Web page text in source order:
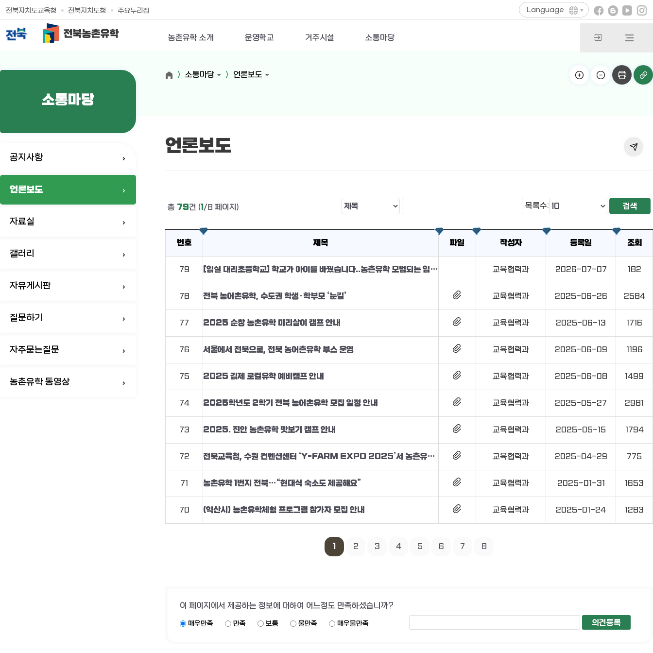
전북자치도교육청 전북자치도청 주요누리집 Language
농촌유학 소개 운영학교 거주시설 소통마당
소통마당
공지사항
언론보도
자료실
갤러리
자유게시판
질문하기
자주묻는질문
농촌유학 동영상
소통마당 언론보도
언론보도
총 79건 (1 /8 페이지) 목록수:
번호 제목 파일 작성자 등록일 조회
79 [임실 대리초등학교] 학교가 아이를 바꿨습니다..농촌유학 모범되는 임실 대리초등학교 교육협력과 2026-07-07 182
78 전북 농어촌유학, 수도권 학생·학부모 ‘눈길’ 교육협력과 2025-06-26 2584
77 2025 순창 농촌유학 미리살이 캠프 안내 교육협력과 2025-06-13 1716
76 서울에서 전북으로, 전북 농어촌유학 부스 운영 교육협력과 2025-06-09 1196
75 2025 김제 로컬유학 예비캠프 안내 교육협력과 2025-06-08 1499
74 2025학년도 2학기 전북 농어촌유학 모집 일정 안내 교육협력과 2025-05-27 2981
73 2025. 진안 농촌유학 맛보기 캠프 안내 교육협력과 2025-05-15 1794
72 전북교육청, 수원 컨벤션센터 ‘Y-FARM EXPO 2025’서 농촌유학 홍보 교육협력과 2025-04-29 775
71 농촌유학 1번지 전북…“현대식 숙소도 제공해요” 교육협력과 2025-01-31 1653
70 (익산시) 농촌유학체험 프로그램 참가자 모집 안내 교육협력과 2025-01-24 1283
1 2 3 4 5 6 7 8
이 페이지에서 제공하는 정보에 대하여 어느정도 만족하셨습니까?
매우만족 만족 보통 불만족 매우불만족